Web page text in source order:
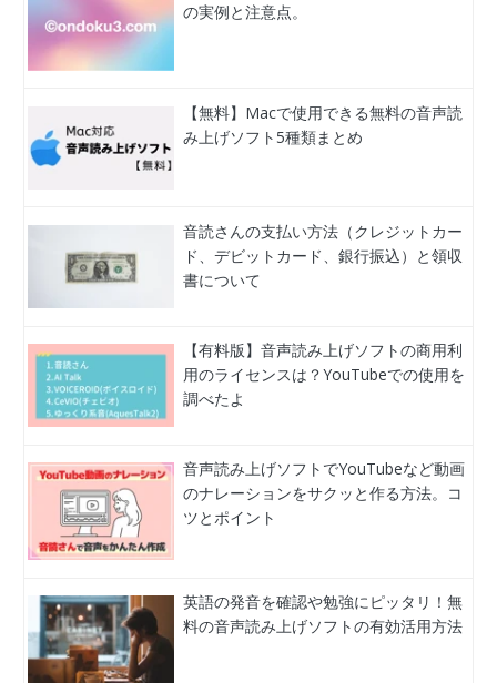
の実例と注意点。
【無料】Macで使用できる無料の音声読
み上げソフト5種類まとめ
音読さんの支払い方法（クレジットカー
ド、デビットカード、銀行振込）と領収
書について
【有料版】音声読み上げソフトの商用利
用のライセンスは？YouTubeでの使用を
調べたよ
音声読み上げソフトでYouTubeなど動画
のナレーションをサクッと作る方法。コ
ツとポイント
英語の発音を確認や勉強にピッタリ！無
料の音声読み上げソフトの有効活用方法